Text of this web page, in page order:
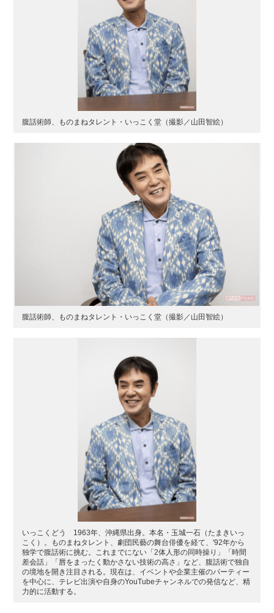
腹話術師、ものまねタレント・いっこく堂（撮影／山田智絵）
腹話術師、ものまねタレント・いっこく堂（撮影／山田智絵）
いっこくどう 1963年、沖縄県出身。本名・玉城一石（たまきいっ
こく）。ものまねタレント、劇団民藝の舞台俳優を経て、'92年から
独学で腹話術に挑む。これまでにない「2体人形の同時操り」「時間
差会話」「唇をまったく動かさない技術の高さ」など、腹話術で独自
の境地を開き注目される。現在は、イベントや企業主催のパーティー
を中心に、テレビ出演や自身のYouTubeチャンネルでの発信など、精
力的に活動する。